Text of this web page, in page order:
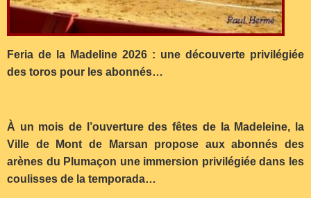
Feria de la Madeline 2026 : une découverte privilégiée
des toros pour les abonnés…
À un mois de l’ouverture des fêtes de la Madeleine, la
Ville de Mont de Marsan propose aux abonnés des
arènes du Plumaçon une immersion privilégiée dans les
coulisses de la temporada…